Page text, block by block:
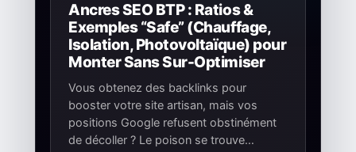
Ancres SEO BTP : Ratios &
Exemples “Safe” (Chauffage,
Isolation, Photovoltaïque) pour
Monter Sans Sur-Optimiser
Vous obtenez des backlinks pour
booster votre site artisan, mais vos
positions Google refusent obstinément
de décoller ? Le poison se trouve…